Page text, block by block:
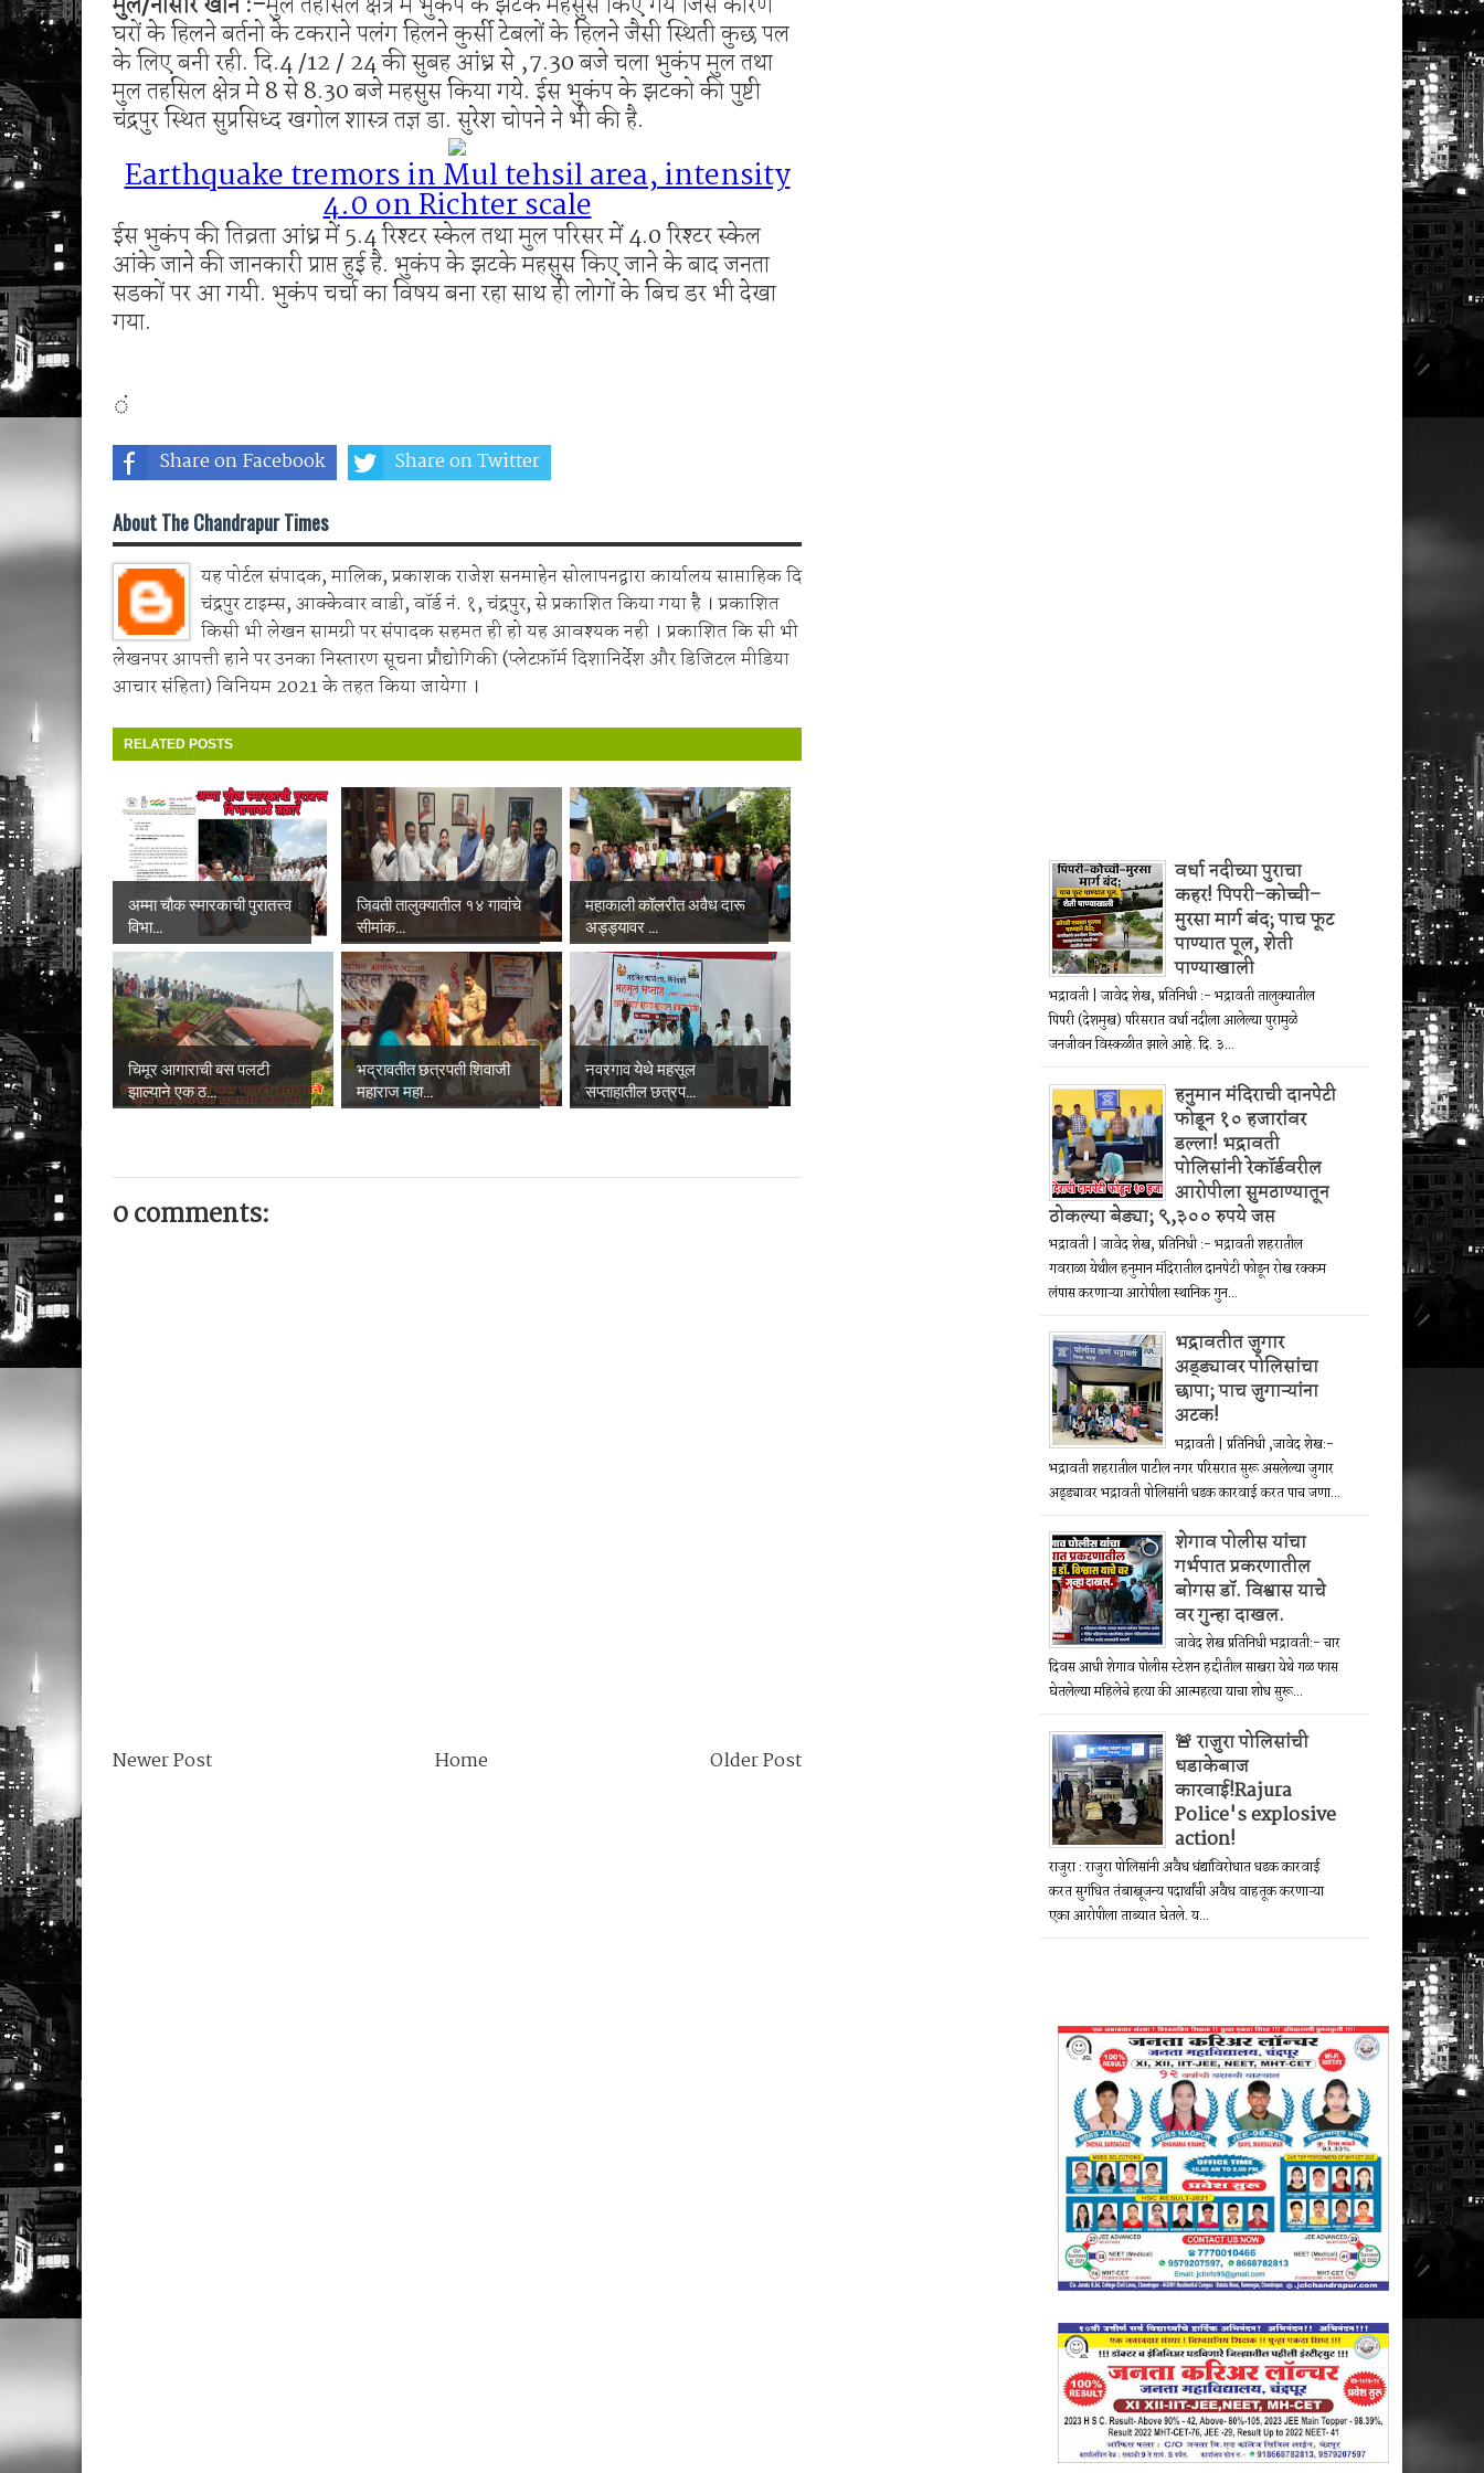
मनसेच्या तालुका अध्यक्षा कल्पना पोतर्लावार यांनी बेकायदेशीर ऑनलाइन लॉटरीविरोधात पोलिसांना निवेदन
वरोरा येथे कारगिल विजयदीन साजरा Kargil Vijay Deen celebrated in Warora
घरों के हिलने बर्तनो के टकराने पलंग हिलने कुर्सी टेबलों के हिलने जैसी स्थिती कुछ पल
के लिए बनी रही. दि.4 /12 / 24 की सुबह आंध्र से ,7.30 बजे चला भुकंप मुल तथा
मुल तहसिल क्षेत्र मे 8 से 8.30 बजे महसुस किया गये. ईस भुकंप के झटको की पुष्टी
चंद्रपुर स्थित सुप्रसिध्द खगोल शास्त्र तज्ञ डा. सुरेश चोपने ने भी की है.
Earthquake tremors in Mul tehsil area, intensity
4.0 on Richter scale
ईस भुकंप की तिव्रता आंध्र में 5.4 रिश्टर स्केल तथा मुल परिसर में 4.0 रिश्टर स्केल
आंके जाने की जानकारी प्राप्त हुई है. भुकंप के झटके महसुस किए जाने के बाद जनता
सडकों पर आ गयी. भुकंप चर्चा का विषय बना रहा साथ ही लोगों के बिच डर भी देखा
गया.
ं
Share on Facebook Share on Twitter
About The Chandrapur Times
यह पोर्टल संपादक, मालिक, प्रकाशक राजेश सनमाहेन सोलापनद्वारा कार्यालय साप्ताहिक दि
चंद्रपुर टाइम्स, आक्केवार वाडी, वॉर्ड नं. १, चंद्रपुर, से प्रकाशित किया गया है । प्रकाशित
किसी भी लेखन सामग्री पर संपादक सहमत ही हो यह आवश्यक नही । प्रकाशित कि सी भी
लेखनपर आपत्ती हाने पर उनका निस्तारण सूचना प्रौद्योगिकी (प्लेटफ़ॉर्म दिशानिर्देश और डिजिटल मीडिया
आचार संहिता) विनियम 2021 के तहत किया जायेगा ।
RELATED POSTS
अम्मा चौक स्मारकाची पुरातत्त्व
विभा...
जिवती तालुक्यातील १४ गावांचे
सीमांक...
महाकाली कॉलरीत अवैध दारू
अड्ड्यावर ...
चिमूर आगाराची बस पलटी
झाल्याने एक ठ...
भद्रावतीत छत्रपती शिवाजी
महाराज महा...
नवरगाव येथे महसूल
सप्ताहातील छत्रप...
0 comments:
Newer Post Older Post
Home
वर्धा नदीच्या पुराचा
कहर! पिपरी–कोच्ची–
मुरसा मार्ग बंद; पाच फूट
पाण्यात पूल, शेती
पाण्याखाली
भद्रावती | जावेद शेख, प्रतिनिधी :- भद्रावती तालुक्यातील
पिपरी (देशमुख) परिसरात वर्धा नदीला आलेल्या पुरामुळे
जनजीवन विस्कळीत झाले आहे. दि. ३...
हनुमान मंदिराची दानपेटी
फोडून १० हजारांवर
डल्ला! भद्रावती
पोलिसांनी रेकॉर्डवरील
आरोपीला सुमठाण्यातून
ठोकल्या बेड्या; ९,३०० रुपये जप्त
भद्रावती | जावेद शेख, प्रतिनिधी :- भद्रावती शहरातील
गवराळा येथील हनुमान मंदिरातील दानपेटी फोडून रोख रक्कम
लंपास करणाऱ्या आरोपीला स्थानिक गुन...
भद्रावतीत जुगार
अड्ड्यावर पोलिसांचा
छापा; पाच जुगाऱ्यांना
अटक!
भद्रावती | प्रतिनिधी ,जावेद शेख:-
भद्रावती शहरातील पाटील नगर परिसरात सुरू असलेल्या जुगार
अड्ड्यावर भद्रावती पोलिसांनी धडक कारवाई करत पाच जणा...
शेगाव पोलीस यांचा
गर्भपात प्रकरणातील
बोगस डॉ. विश्वास याचे
वर गुन्हा दाखल.
जावेद शेख प्रतिनिधी भद्रावती:- चार
दिवस आधी शेगाव पोलीस स्टेशन हद्दीतील साखरा येथे गळ फास
घेतलेल्या महिलेचे हत्या की आत्महत्या याचा शोध सुरू...
🚨 राजुरा पोलिसांची
धडाकेबाज
कारवाई!Rajura
Police's explosive
action!
राजुरा : राजुरा पोलिसांनी अवैध धंद्यांविरोधात धडक कारवाई
करत सुगंधित तंबाखूजन्य पदार्थांची अवैध वाहतूक करणाऱ्या
एका आरोपीला ताब्यात घेतले. य...